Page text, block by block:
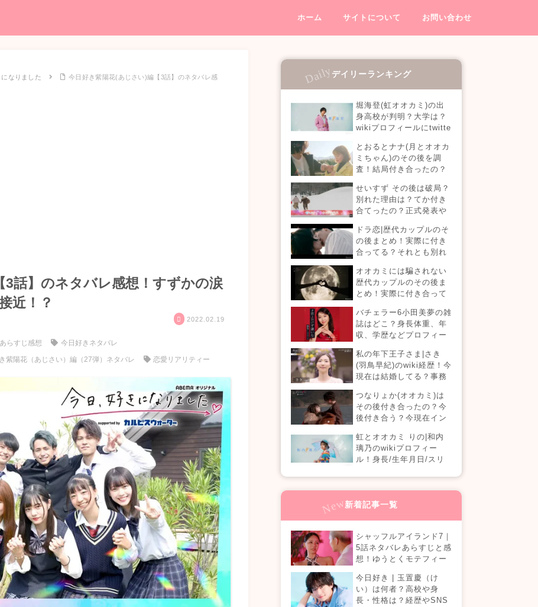
ホーム サイトについて お問い合わせ
なりました
今日好き紫陽花(あじさい)編【3話】のネタバレ感
話】のネタバレ感想！すずかの涙
近！？
2022.02.19
らすじ感想
今日好きネタバレ
紫陽花（あじさい）編（27弾）ネタバレ 恋愛リアリティー
デイリーランキング
堀海登(虹オオカミ)の出
身高校が判明？大学は？
wikiプロフィールにtwitte
オカミには騙されない】
とおるとナナ(月とオオカ
ミちゃん)のその後を調
査！結局付き合ったの？
せいすず その後は破局？
別れた理由は？てか付き
合てったの？正式発表や
ドラ恋|歴代カップルのそ
の後まとめ！実際に付き
合ってる？それとも別れ
【恋愛ドラマな恋がした
い】
オオカミには騙されない
歴代カップルのその後ま
とめ！実際に付き合って
現在の活動は？
バチェラー6小田美夢の雑
誌はどこ？身長体重、年
収、学歴などプロフィー
私の年下王子さま|さき
(羽鳥早紀)のwiki経歴！今
現在は結婚してる？事務
編)
つなりょか(オオカミ)は
その後付き合ったの？今
後付き合う？今現在イン
虹とオオカミ りの|和内
璃乃のwikiプロフィー
ル！身長/生年月日/スリ
新着記事一覧
シャッフルアイランド7｜
5話ネタバレあらすじと感
想！ゆうとくモテフィー
ったが暴走！？
今日好き | 玉置慶（け
い）は何者？高校や身
長・性格は？経歴やSNS